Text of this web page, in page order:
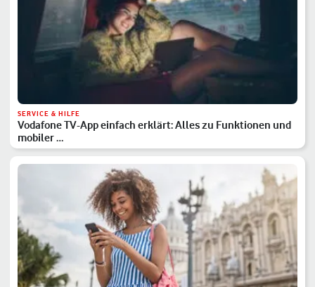
SERVICE & HILFE
Vodafone TV-App einfach erklärt: Alles zu Funktionen und
mobiler …